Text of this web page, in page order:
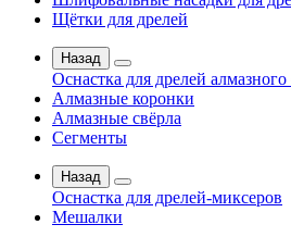
Щётки для дрелей
Назад
Оснастка для дрелей алмазного
Алмазные коронки
Алмазные свёрла
Сегменты
Назад
Оснастка для дрелей-миксеров
Мешалки